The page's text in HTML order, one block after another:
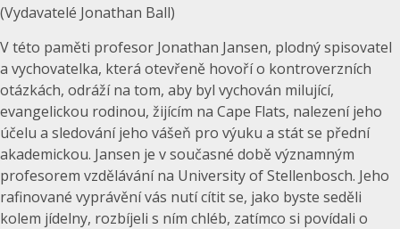
(Vydavatelé Jonathan Ball)
V této paměti profesor Jonathan Jansen, plodný spisovatel
a vychovatelka, která otevřeně hovoří o kontroverzních
otázkách, odráží na tom, aby byl vychován milující,
evangelickou rodinou, žijícím na Cape Flats, nalezení jeho
účelu a sledování jeho vášeň pro výuku a stát se přední
akademickou. Jansen je v současné době významným
profesorem vzdělávání na University of Stellenbosch. Jeho
rafinované vyprávění vás nutí cítit se, jako byste seděli
kolem jídelny, rozbíjeli s ním chléb, zatímco si povídali o